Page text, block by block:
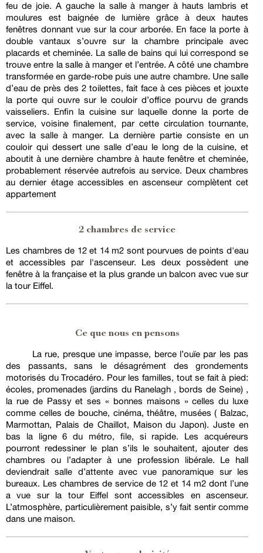
feu de joie. A gauche la salle à manger à hauts lambris et
moulures est baignée de lumière grâce à deux hautes
fenêtres donnant vue sur la cour arborée. En face la porte à
double vantaux s’ouvre sur la chambre principale avec
placards et cheminée. La salle de bains qui lui correspond se
trouve entre la salle à manger et l’entrée. A côté une chambre
transformée en garde-robe puis une autre chambre. Une salle
d’eau de près des 2 toilettes, fait face à ces pièces et jouxte
la porte qui ouvre sur le couloir d’office pourvu de grands
vaisseliers. Enfin la cuisine sur laquelle donne la porte de
service, voisine finalement, par cette circulation tournante,
avec la salle à manger. La dernière partie consiste en un
couloir qui dessert une salle d’eau le long de la cuisine, et
aboutit à une dernière chambre à haute fenêtre et cheminée,
probablement réservée autrefois au service. Deux chambres
au dernier étage accessibles en ascenseur complètent cet
appartement
2 chambres de service
Les chambres de 12 et 14 m2 sont pourvues de points d'eau
et accessibles par l'ascenseur. Les deux possèdent une
fenêtre à la française et la plus grande un balcon avec vue sur
la tour Eiffel.
Ce que nous en pensons
La rue, presque une impasse, berce l’ouïe par les pas
des passants, sans le désagrément des grondements
motorisés du Trocadéro. Pour les familles, tout se fait à pied:
écoles, promenades (jardins du Ranelagh , bords de Seine) ,
la rue de Passy et ses « bonnes maisons » celles du luxe
comme celles de bouche, cinéma, théâtre, musées ( Balzac,
Marmottan, Palais de Chaillot, Maison du Japon). Juste en
bas la ligne 6 du métro, file, si rapide. Les acquéreurs
pourront redessiner le plan s’ils le souhaitent, ajouter des
chambres ou l’adapter à une profession libérale. Le hall
deviendrait salle d’attente avec vue panoramique sur les
bureaux. Les chambres de service de 12 et 14 m2 dont l’une
a vue sur la tour Eiffel sont accessibles en ascenseur.
L’atmosphère, particulièrement paisible, s’y fait sentir comme
dans une maison.